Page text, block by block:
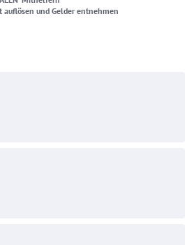
auflösen und Gelder entnehmen